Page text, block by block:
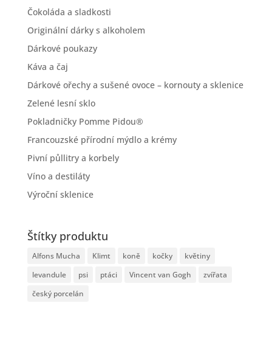
Čokoláda a sladkosti
Originální dárky s alkoholem
Dárkové poukazy
Káva a čaj
Dárkové ořechy a sušené ovoce – kornouty a sklenice
Zelené lesní sklo
Pokladničky Pomme Pidou®
Francouzské přírodní mýdlo a krémy
Pivní půllitry a korbely
Víno a destiláty
Výroční sklenice
Štítky produktu
Alfons Mucha Klimt koně kočky
květiny
levandule
psi ptáci Vincent van Gogh
zvířata
český porcelán